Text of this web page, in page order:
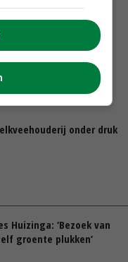
Huizinga: ‘Bezoek van
groente plukken’
agrariërs die
onder druk
Huizinga: ‘Bezoek van
groente plukken’